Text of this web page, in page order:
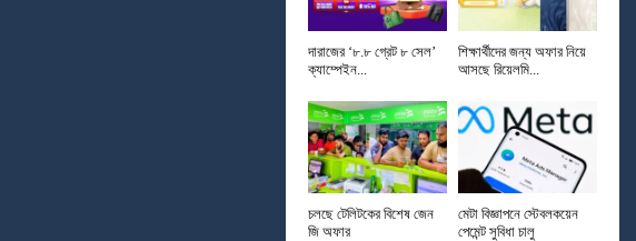
দারাজের ‘৮.৮ গ্রেট ৮ সেল’
ক্যাম্পেইন...
শিক্ষার্থীদের জন্য অফার নিয়ে
আসছে রিয়েলমি...
চলছে টেলিটকের বিশেষ জেন
জি অফার
মেটা বিজ্ঞাপনে স্টেবলকয়েন
পেমেন্ট সুবিধা চালু